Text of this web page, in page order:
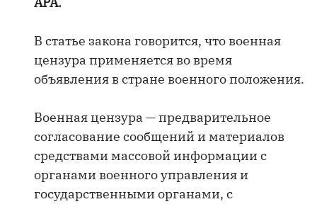
В статье закона говорится, что военная
цензура применяется во время
объявления в стране военного положения.
Военная цензура — предварительное
согласование сообщений и материалов
средствами массовой информации с
органами военного управления и
государственными органами, с